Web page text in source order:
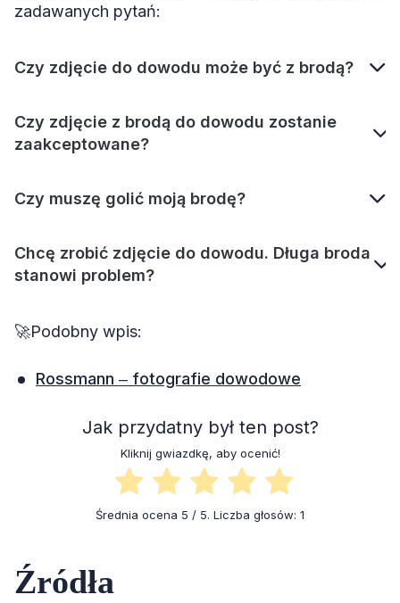
zadawanych pytań:
Czy zdjęcie do dowodu może być z brodą?
Czy zdjęcie z brodą do dowodu zostanie
zaakceptowane?
Czy muszę golić moją brodę?
Chcę zrobić zdjęcie do dowodu. Długa broda
stanowi problem?
🚀Podobny wpis:
Rossmann ‒ fotografie dowodowe
Jak przydatny był ten post?
Kliknij gwiazdkę, aby ocenić!
Średnia ocena 5 / 5. Liczba głosów: 1
Źródła